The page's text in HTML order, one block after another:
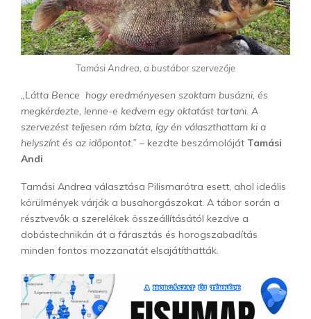
Tamási Andrea, a bustábor szervezője
„Látta Bence hogy eredményesen szoktam busázni, és
megkérdezte, lenne-e kedvem egy oktatást tartani. A
szervezést teljesen rám bízta, így én választhattam ki a
helyszínt és az időpontot.” – kezdte beszámolóját Tamási
Andi
Tamási Andrea választása Pilismarótra esett, ahol ideális
körülmények várják a busahorgászokat. A tábor során a
résztvevők a szerelékek összeállításától kezdve a
dobástechnikán át a fárasztás és horogszabadítás
minden fontos mozzanatát elsajátíthatták.